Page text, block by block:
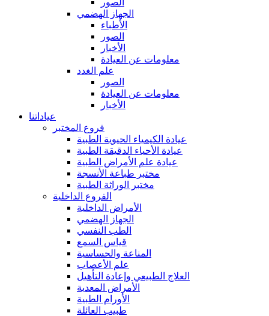
الجهاز الهضمي
الأطباء
الصور
الأخبار
معلومات عن العيادة
علم الغدد
الصور
معلومات عن العيادة
الأخبار
عياداتنا
فروع المختبر
عيادة الكيمياء الحيوية الطبية
عيادة الأحياء الدقيقة الطبية
عيادة علم الأمراض الطبية
مختبر طباعة الأنسجة
مختبر الوراثة الطبية
الفروع الداخلية
الأمراض الداخلية
الجهاز الهضمي
الطب النفسي
قياس السمع
المناعة والحساسية
علم الأعصاب
العلاج الطبيعي وإعادة التأهيل
الأمراض المعدية
الأورام الطبية
طبيب العائلة